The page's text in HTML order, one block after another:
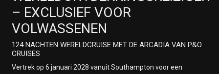
– EXCLUSIEF VOOR
VOLWASSENEN
124 NACHTEN WERELDCRUISE MET DE ARCADIA VAN P&O
CRUISES
Vertrek op 6 januari 2028 vanuit Southampton voor een